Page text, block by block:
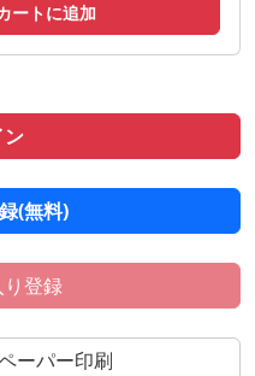
ートに追加
ン
(無料)
登録
ーパー印刷